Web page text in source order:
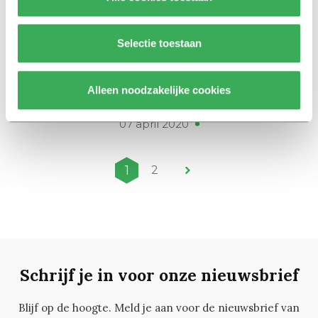
Selectie toestaan
Alleen noodzakelijke cookies
23 februari 2022
Ellen Deckwitz winnaar E. du
Perronprijs met dichtbundel
07 april 2020
1 2
Schrijf je in voor onze nieuwsbrief
Blijf op de hoogte. Meld je aan voor de nieuwsbrief van